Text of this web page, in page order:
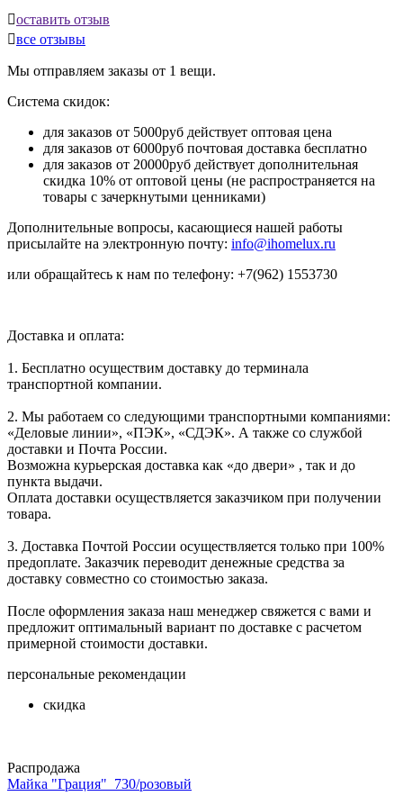
оставить отзыв
все отзывы
Мы отправляем заказы от 1 вещи.
Система скидок:
для заказов от 5000руб действует оптовая цена
для заказов от 6000руб почтовая доставка бесплатно
для заказов от 20000руб действует дополнительная
скидка 10% от оптовой цены (не распространяется на
товары с зачеркнутыми ценниками)
Дополнительные вопросы, касающиеся нашей работы
присылайте на электронную почту: info@ihomelux.ru
или обращайтесь к нам по телефону: +7(962) 1553730
Доставка и оплата:
1. Бесплатно осуществим доставку до терминала
транспортной компании.
2. Мы работаем со следующими транспортными компаниями:
«Деловые линии», «ПЭК», «СДЭК». А также со службой
доставки и Почта России.
Возможна курьерская доставка как «до двери» , так и до
пункта выдачи.
Оплата доставки осуществляется заказчиком при получении
товара.
3. Доставка Почтой России осуществляется только при 100%
предоплате. Заказчик переводит денежные средства за
доставку совместно со стоимостью заказа.
После оформления заказа наш менеджер свяжется с вами и
предложит оптимальный вариант по доставке с расчетом
примерной стоимости доставки.
персональные рекомендации
скидка
Распродажа
Майка "Грация"_730/розовый